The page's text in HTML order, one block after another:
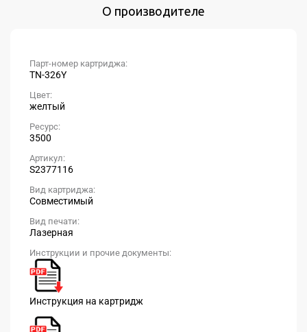
О производителе
Парт-номер картриджа:
TN-326Y
Цвет:
желтый
Ресурс:
3500
Артикул:
S2377116
Вид картриджа:
Совместимый
Вид печати:
Лазерная
Инструкции и прочие документы:
Инструкция на картридж